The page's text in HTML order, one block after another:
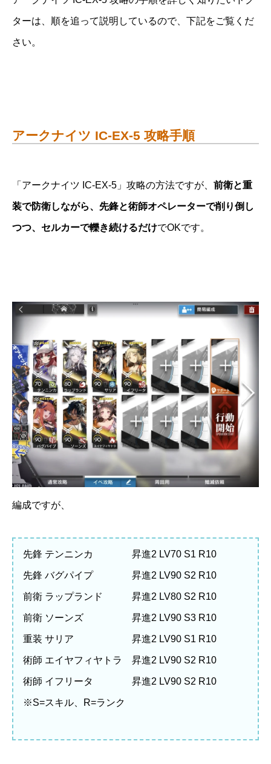
ターは、順を追って説明しているので、下記をご覧くだ
さい。
アークナイツ IC-EX-5 攻略手順
「アークナイツ IC-EX-5」攻略の方法ですが、 前衛と重
装で防衛しながら、先鋒と術師オペレーターで削り倒し
つつ、セルカーで轢き続けるだけでOKです。
編成ですが、
先鋒 テンニンカ 昇進2 LV70 S1 R10
先鋒 バグパイプ 昇進2 LV90 S2 R10
前衛 ラップランド 昇進2 LV80 S2 R10
前衛 ソーンズ 昇進2 LV90 S3 R10
重装 サリア 昇進2 LV90 S1 R10
術師 エイヤフィヤトラ 昇進2 LV90 S2 R10
術師 イフリータ 昇進2 LV90 S2 R10
※S=スキル、R=ランク